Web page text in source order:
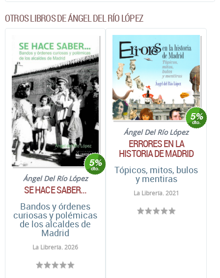
OTROS LIBROS DE ÁNGEL DEL RÍO LÓPEZ
Ángel Del Río López
SE HACE SABER...
Bandos y órdenes
curiosas y polémicas
de los alcaldes de
Madrid
La Librería. 2026
Ángel Del Río López
ERRORES EN LA
HISTORIA DE MADRID
Tópicos, mitos, bulos
y mentiras
La Librería. 2021